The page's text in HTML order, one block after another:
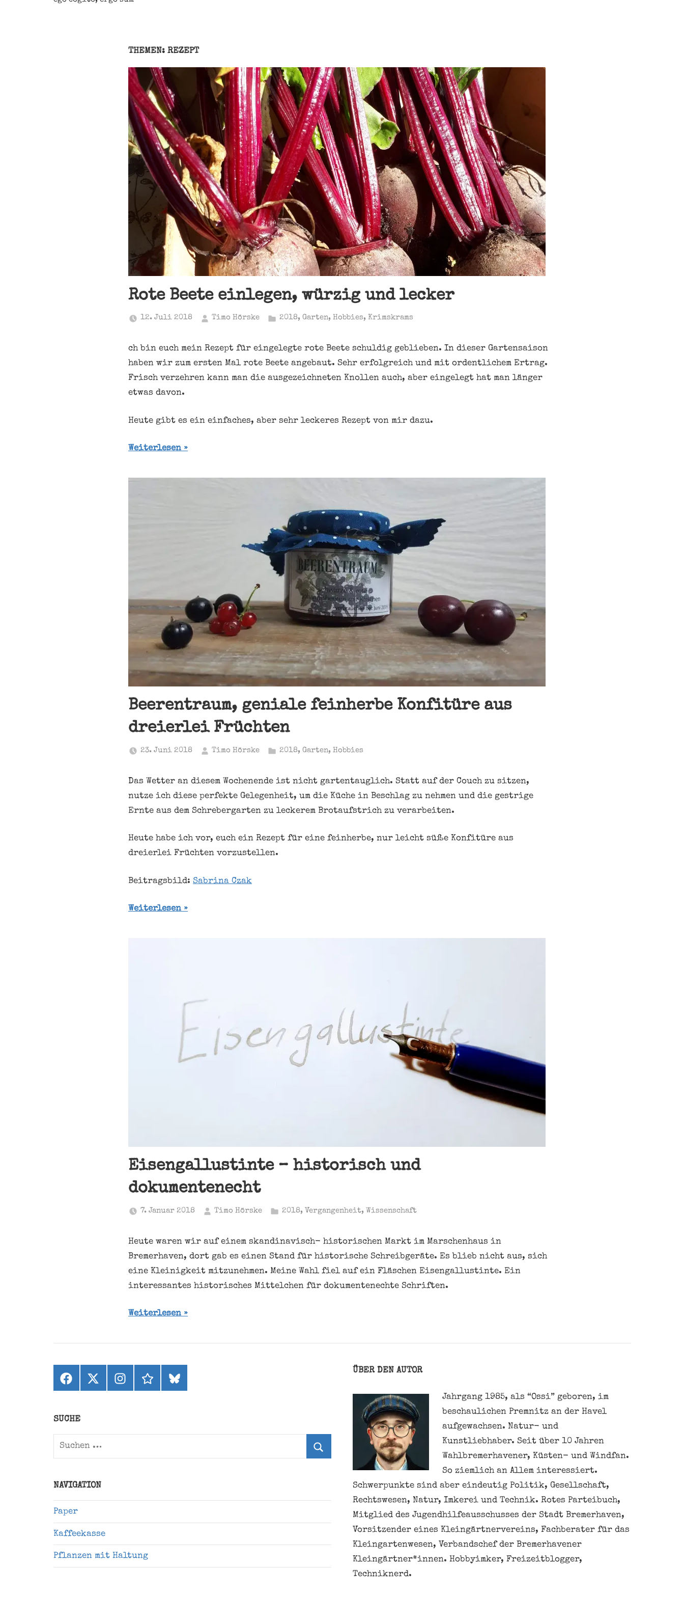
THEMEN: REZEPT
Rote Beete einlegen, würzig und lecker
12. Juli 2018 Timo Hörske 2018, Garten, Hobbies, Krimskrams
ch bin euch mein Rezept für eingelegte rote Beete schuldig geblieben. In dieser Gartensaison
haben wir zum ersten Mal rote Beete angebaut. Sehr erfolgreich und mit ordentlichem Ertrag.
Frisch verzehren kann man die ausgezeichneten Knollen auch, aber eingelegt hat man länger
etwas davon.
Heute gibt es ein einfaches, aber sehr leckeres Rezept von mir dazu.
Weiterlesen
Beerentraum, geniale feinherbe Konfitüre aus
dreierlei Früchten
23. Juni 2018 Timo Hörske 2018, Garten, Hobbies
Das Wetter an diesem Wochenende ist nicht gartentauglich. Statt auf der Couch zu sitzen,
nutze ich diese perfekte Gelegenheit, um die Küche in Beschlag zu nehmen und die gestrige
Ernte aus dem Schrebergarten zu leckerem Brotaufstrich zu verarbeiten.
Heute habe ich vor, euch ein Rezept für eine feinherbe, nur leicht süße Konfitüre aus
dreierlei Früchten vorzustellen.
Beitragsbild: Sabrina Czak
Weiterlesen
Eisengallustinte – historisch und
dokumentenecht
7. Januar 2018 Timo Hörske 2018, Vergangenheit, Wissenschaft
Heute waren wir auf einem skandinavisch- historischen Markt im Marschenhaus in
Bremerhaven, dort gab es einen Stand für historische Schreibgeräte. Es blieb nicht aus, sich
eine Kleinigkeit mitzunehmen. Meine Wahl fiel auf ein Fläschen Eisengallustinte. Ein
interessantes historisches Mittelchen für dokumentenechte Schriften.
Weiterlesen
Facebook
X
(ehemals
Instagramthreadsbluesky
SUCHE
Suchen
NAVIGATION
Paper
Kaffeekasse
Pflanzen mit Haltung
ÜBER DEN AUTOR
Jahrgang 1985, als “Ossi” geboren, im
beschaulichen Premnitz an der Havel
aufgewachsen. Natur- und
Kunstliebhaber. Seit über 10 Jahren
Wahlbremerhavener, Küsten- und Windfan.
So ziemlich an Allem interessiert.
Schwerpunkte sind aber eindeutig Politik, Gesellschaft,
Rechtswesen, Natur, Imkerei und Technik. Rotes Parteibuch,
Mitglied des Jugendhilfeausschusses der Stadt Bremerhaven,
Vorsitzender eines Kleingärtnervereins, Fachberater für das
Kleingartenwesen, Verbandschef der Bremerhavener
Kleingärtner*innen. Hobbyimker, Freizeitblogger,
Techniknerd.